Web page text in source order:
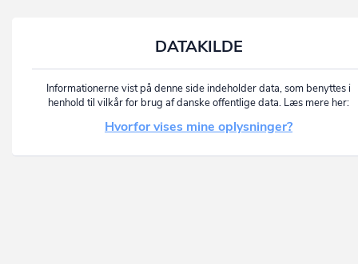
DATAKILDE
Informationerne vist på denne side indeholder data, som benyttes i
henhold til vilkår for brug af danske offentlige data. Læs mere her:
Hvorfor vises mine oplysninger?